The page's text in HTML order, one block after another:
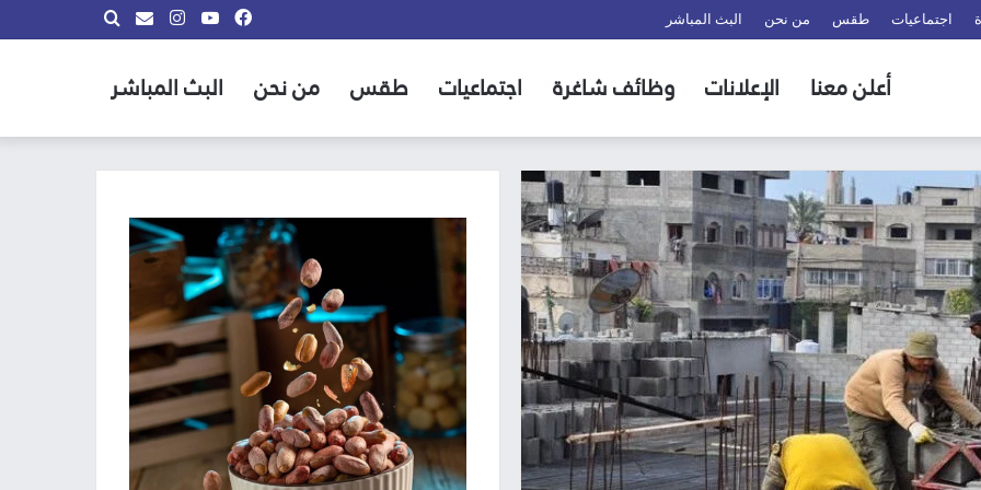
اجتماعيات طقس من نحن البث المباشر بحث
info@almadina.tvانستقراميوتيوب
فيسبوك
أعلن معنا الإعلانات وظائف شاغرة اجتماعيات طقس من نحن البث المباشر